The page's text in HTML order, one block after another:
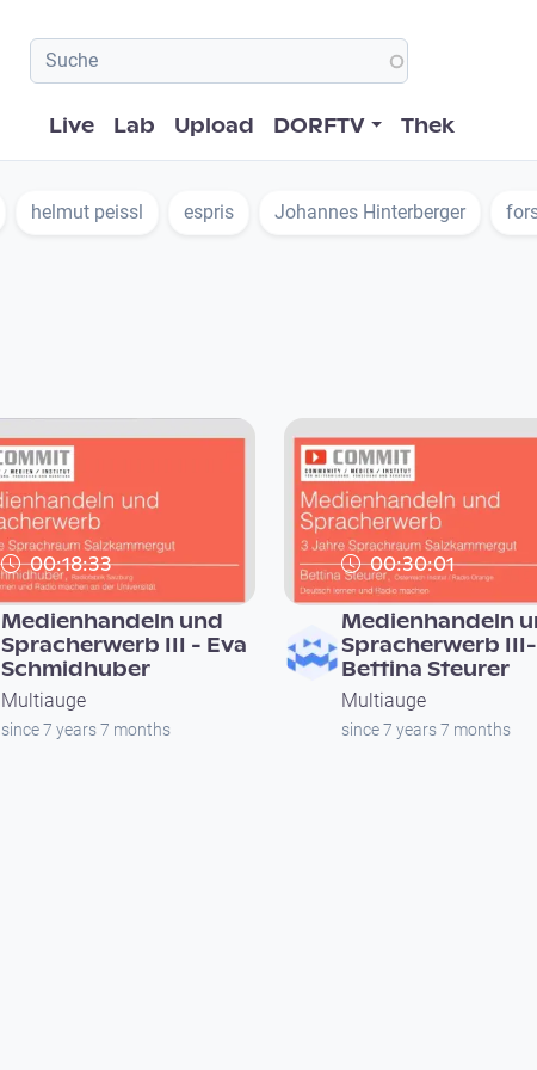
Hauptnavigation
Live Lab Upload DORFTV Thek
helmut peissl espris Johannes Hinterberger
00:18:33
Medienhandeln und
Spracherwerb III - Eva
Schmidhuber
Multiauge
since 7 years 7 months
00:30:01
Medienhandeln
Spracherwerb III-
Bettina Steurer
Multiauge
since 7 years 7 months